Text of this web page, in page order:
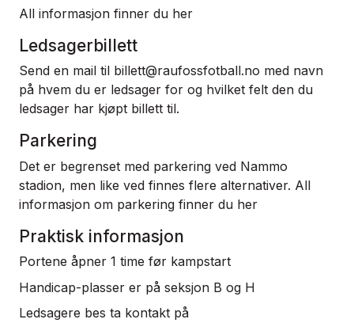
All informasjon finner du her
Ledsagerbillett
Send en mail til billett@raufossfotball.no med navn
på hvem du er ledsager for og hvilket felt den du
ledsager har kjøpt billett til.
Parkering
Det er begrenset med parkering ved Nammo
stadion, men like ved finnes flere alternativer. All
informasjon om parkering finner du her
Praktisk informasjon
Portene åpner 1 time før kampstart
Handicap-plasser er på seksjon B og H
Ledsagere bes ta kontakt på